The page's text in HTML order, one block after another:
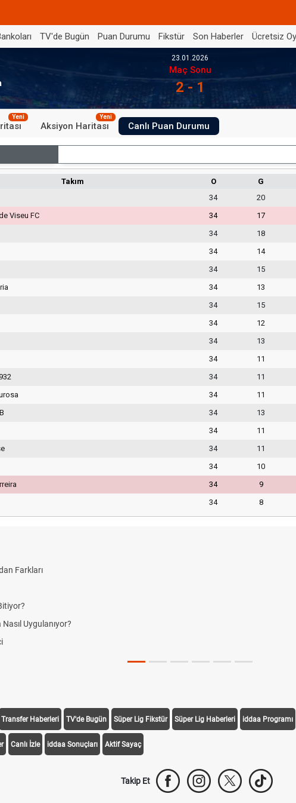
TV'de Bugün Puan Durumu Fikstür Son Haberler Ücretsiz
23.01.2026
Maç Sonu
2 - 1
Yeni
Aksiyon Haritası
Yeni
Canlı Puan Durumu
Takım O G
34 20
Viseu FC 34 17
34 18
34 14
34 15
34 13
34 15
34 12
34 13
34 11
34 11
34 11
34 13
34 11
34 11
34 10
34 9
34 8
Farkları
Uygulanıyor?
Transfer Haberleri TV'de Bugün Süper Lig Fikstür Süper Lig Haberleri iddaa Programı
Canlı İzle iddaa Sonuçları Aktif Sayaç
Takip Et